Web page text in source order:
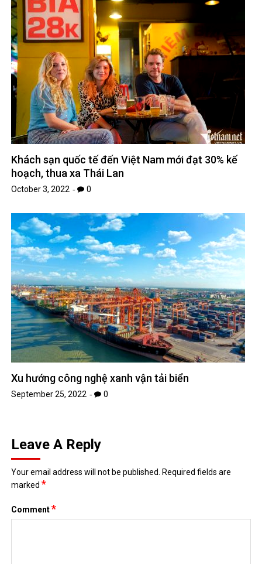
Khách sạn quốc tế đến Việt Nam mới đạt 30% kế
hoạch, thua xa Thái Lan
October 3, 2022 0
Xu hướng công nghệ xanh vận tải biển
September 25, 2022 0
Leave A Reply
Your email address will not be published. Required fields are
marked*
Comment*